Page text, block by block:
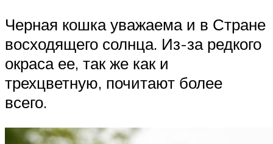
Черная кошка уважаема и в Стране
восходящего солнца. Из-за редкого
окраса ее, так же как и
трехцветную, почитают более
всего.